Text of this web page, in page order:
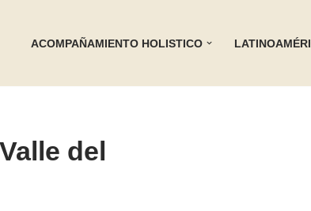
ACOMPAÑAMIENTO HOLISTICO
del